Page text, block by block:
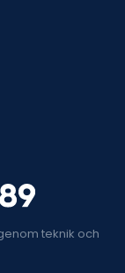
teknik och